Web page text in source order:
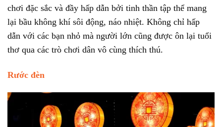
chơi đặc sắc và đầy hấp dẫn bởi tinh thần tập thể mang
lại bầu không khí sôi động, náo nhiệt. Không chỉ hấp
dẫn với các bạn nhỏ mà người lớn cũng được ôn lại tuổi
thơ qua các trò chơi dân vô cùng thích thú.
Rước đèn